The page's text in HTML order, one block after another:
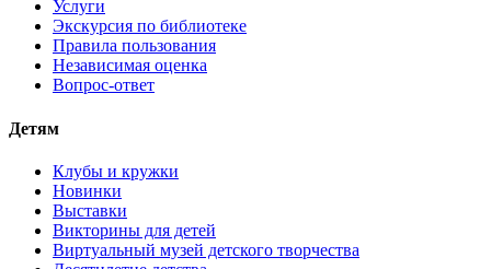
Услуги
Экскурсия по библиотеке
Правила пользования
Независимая оценка
Вопрос-ответ
Детям
Клубы и кружки
Новинки
Выставки
Викторины для детей
Виртуальный музей детского творчества